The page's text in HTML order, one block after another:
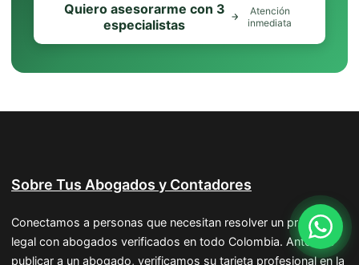
Quiero asesorarme con 3
especialistas
Atención
inmediata
Sobre Tus Abogados y Contadores
Conectamos a personas que necesitan resolver un problema
legal con abogados verificados en todo Colombia. Antes de
publicar a un abogado, verificamos su tarjeta profesional en la